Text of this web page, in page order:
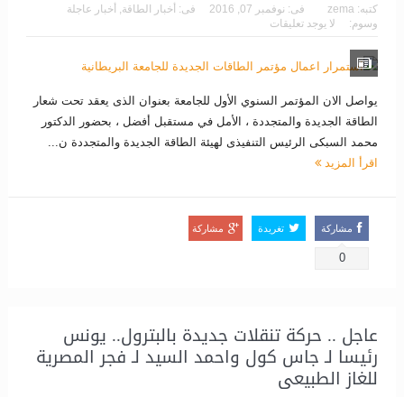
كتبه: zema فى: نوفمبر 07, 2016 فى: أخبار الطاقة, أخبار عاجلة
وسوم:
لا يوجد تعليقات
يواصل الان المؤتمر السنوي الأول للجامعة بعنوان الذى يعقد تحت شعار
الطاقة الجديدة والمتجددة ، الأمل في مستقبل أفضل ، بحضور الدكتور
محمد السبكى الرئيس التنفيذى لهيئة الطاقة الجديدة والمتجددة ن...
اقرأ المزيد
مشاركة
0
تغريدة مشاركة
عاجل .. حركة تنقلات جديدة بالبترول.. يونس
رئيسا لـ جاس كول واحمد السيد لـ فجر المصرية
للغاز الطبيعى